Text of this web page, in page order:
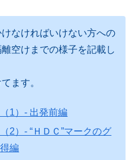
なければいけない方への
空けまでの様子を記載し
ます。
1）- 出発前編
2）- “ＨＤＣ”マークのグ
編